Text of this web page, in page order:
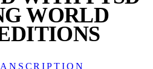
WORLD